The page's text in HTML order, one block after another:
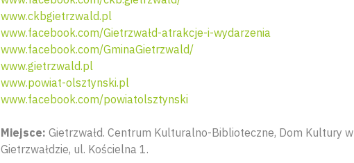
www.ckbgietrzwald.pl
www.facebook.com/Gietrzwałd-atrakcje-i-wydarzenia
www.facebook.com/GminaGietrzwald/
www.gietrzwald.pl
www.powiat-olsztynski.pl
www.facebook.com/powiatolsztynski
Miejsce: Gietrzwałd. Centrum Kulturalno-Biblioteczne, Dom Kultury w
Gietrzwałdzie, ul. Kościelna 1.